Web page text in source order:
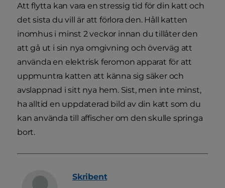
Att flytta kan vara en stressig tid för din katt och
det sista du vill är att förlora den. Håll katten
inomhus i minst 2 veckor innan du tillåter den
att gå ut i sin nya omgivning och överväg att
använda en elektrisk feromon apparat för att
uppmuntra katten att känna sig säker och
avslappnad i sitt nya hem. Sist, men inte minst,
ha alltid en uppdaterad bild av din katt som du
kan använda till affischer om den skulle springa
bort.
Skribent